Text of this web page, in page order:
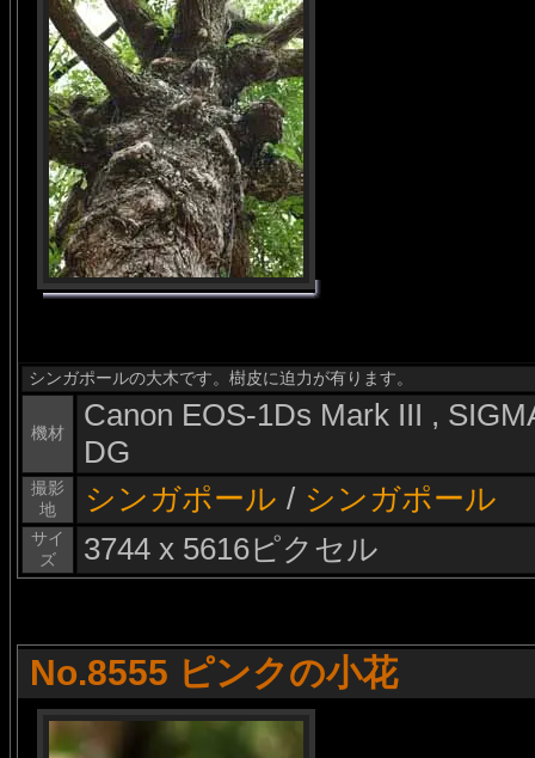
シンガポールの大木です。樹皮に迫力が有ります。
機材
Canon EOS-1Ds Mark III ,
DG
撮影
地
シンガポール / シンガポール
サイ
ズ
3744 x 5616ピクセル
No.8555 ピンクの小花